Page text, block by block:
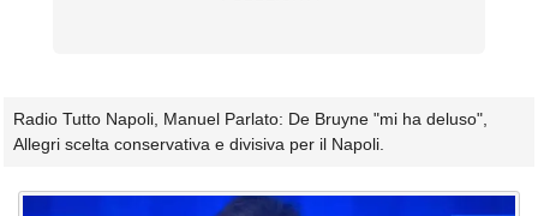
Radio Tutto Napoli, Manuel Parlato: De Bruyne "mi ha deluso",
Allegri scelta conservativa e divisiva per il Napoli.